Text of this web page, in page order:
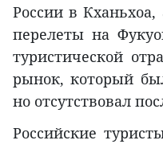
России в
перелеты на
туристической
рынок, который
но отсутствовал
Российские